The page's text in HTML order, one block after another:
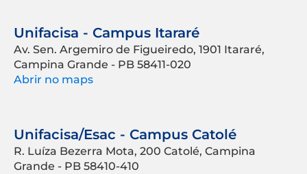
Unifacisa - Campus Itararé
Av. Sen. Argemiro de Figueiredo, 1901 Itararé,
Campina Grande - PB 58411-020
Abrir no maps
Unifacisa/Esac - Campus Catolé
R. Luíza Bezerra Mota, 200 Catolé, Campina
Grande - PB 58410-410